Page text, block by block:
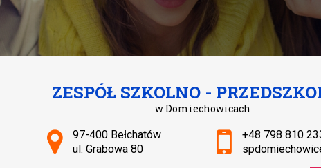
ZESPÓŁ SZKOLNO -
w Domiechowicach
Adres pocztowy:
97-400 Bełchatów
ul. Grabowa 80
+48 798 810